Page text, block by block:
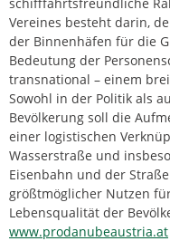
Vereines besteht darin,
der Binnenhäfen für die
Bedeutung der
transnational – einem
Sowohl in der Politik als
Bevölkerung soll die
einer logistischen
Wasserstraße und
Eisenbahn und der
größtmöglicher Nutzen
Lebensqualität der
www.prodanubeaustria.at